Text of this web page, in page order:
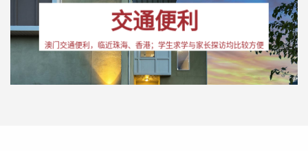
交通便利
澳门交通便利，临近珠海、香港；学生求学与家长探访均比较方便